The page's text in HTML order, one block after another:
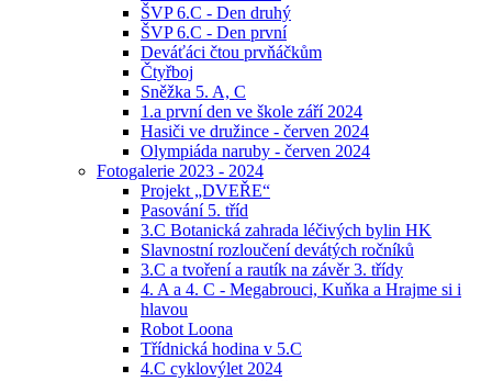
ŠVP 6.C - Den druhý
ŠVP 6.C - Den první
Deváťáci čtou prvňáčkům
Čtyřboj
Sněžka 5. A, C
1.a první den ve škole září 2024
Hasiči ve družince - červen 2024
Olympiáda naruby - červen 2024
Fotogalerie 2023 - 2024
Projekt „DVEŘE“
Pasování 5. tříd
3.C Botanická zahrada léčivých bylin HK
Slavnostní rozloučení devátých ročníků
3.C a tvoření a rautík na závěr 3. třídy
4. A a 4. C - Megabrouci, Kuňka a Hrajme si i
hlavou
Robot Loona
Třídnická hodina v 5.C
4.C cyklovýlet 2024